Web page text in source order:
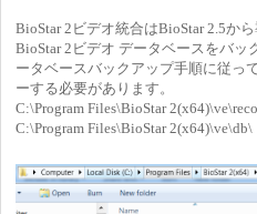
BioStar 2ビデオ統合はBioStar 2.5か
BioStar 2ビデオ データベースをバッ
ータベースバックアップ手順に従っ
ーする必要があります。
C:\Program Files\BioStar
C:\Program Files\BioStar 2(x64)\ve\db\